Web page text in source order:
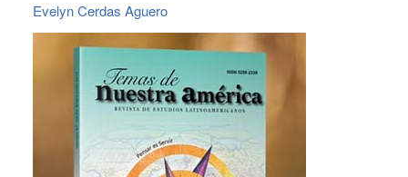
Evelyn Cerdas Aguero